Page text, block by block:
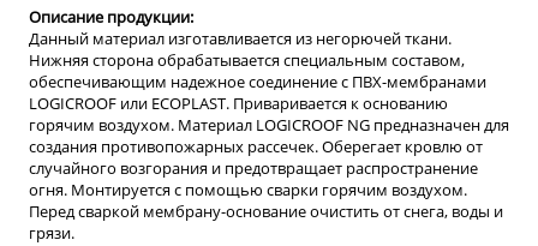
Описание продукции:
Данный материал изготавливается из негорючей ткани.
Нижняя сторона обрабатывается специальным составом,
обеспечивающим надежное соединение с ПВХ-мембранами
LOGICROOF или ECOPLAST. Приваривается к основанию
горячим воздухом. Материал LOGICROOF NG предназначен для
создания противопожарных рассечек. Оберегает кровлю от
случайного возгорания и предотвращает распространение
огня. Монтируется с помощью сварки горячим воздухом.
Перед сваркой мембрану-основание очистить от снега, воды и
грязи.